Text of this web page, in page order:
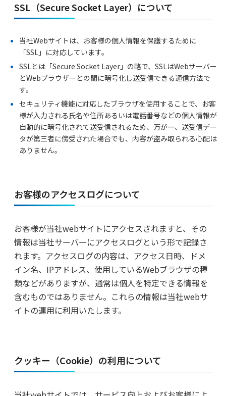
SSL（Secure Socket Layer）について
当社Webサイトは、お客様の個人情報を保護するために
「SSL」に対応しています。
SSLとは「Secure Socket Layer」の略で、SSLはWebサーバー
とWebブラウザーとの間に暗号化し送受信できる通信方法で
す。
セキュリティ機能に対応したブラウザを使用することで、お客
様が入力される氏名や住所あるいは電話番号などの個人情報が
自動的に暗号化されて送受信されるため、万が一、送受信デー
タが第三者に傍受された場合でも、内容が盗み取られる心配は
ありません。
お客様のアクセスログについて
お客様が当社webサイトにアクセスされますと、その
情報は当社サーバーにアクセスログという形で記録さ
れます。アクセスログの内容は、アクセス日時、ドメ
イン名、IPアドレス、使用しているWebブラウザの種
類などがありますが、通常は個人を特定できる情報を
含むものではありません。これらの情報は当社webサ
イトの運用に利用いたします。
クッキー（Cookie）の利用について